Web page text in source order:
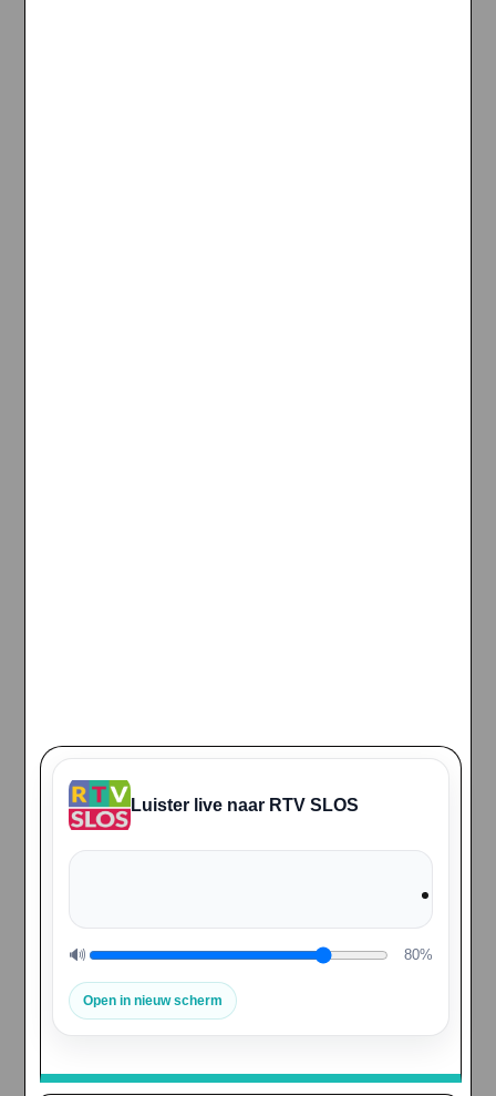
Luister live naar RTV SLOS
🔊
Volume
80%
Open in nieuw scherm